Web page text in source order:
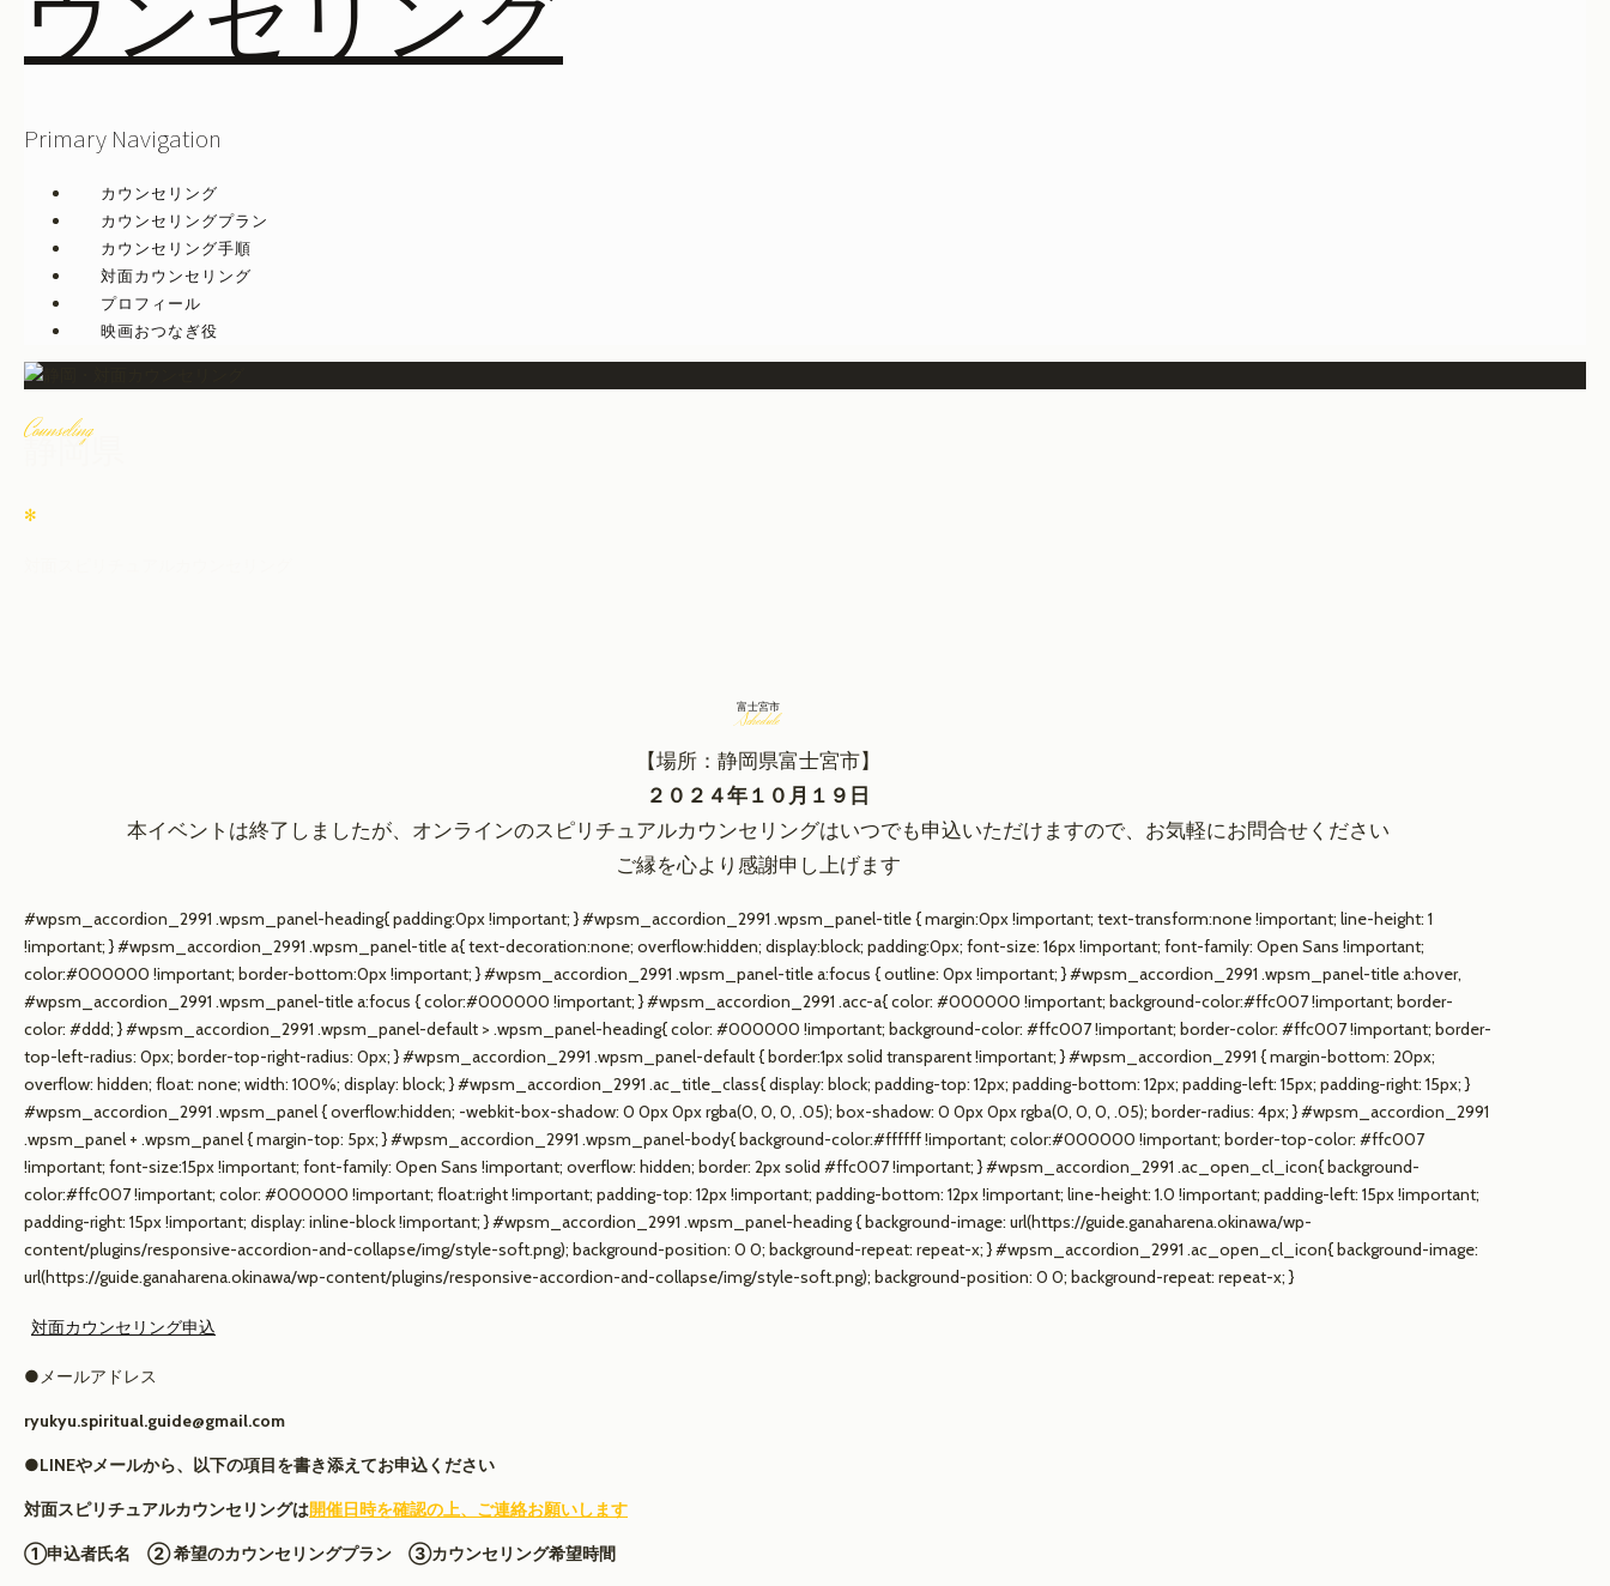
Primary Navigation
カウンセリング
カウンセリングプラン
カウンセリング手順
対面カウンセリング
プロフィール
映画おつなぎ役
Counseling
静岡県
✻
Schedule
富士宮市
【場所：静岡県富士宮市】
２０２４年１０月１９日
本イベントは終了しましたが、オンラインのスピリチュアルカウンセリングはいつでも申込いただけますので、お気軽にお問合せください
ご縁を心より感謝申し上げます
#wpsm_accordion_2991 .wpsm_panel-heading{ padding:0px !important; } #wpsm_accordion_2991 .wpsm_panel-title { margin:0px !important; text-transform:none !important; line-height: 1
!important; } #wpsm_accordion_2991 .wpsm_panel-title a{ text-decoration:none; overflow:hidden; display:block; padding:0px; font-size: 16px !important; font-family: Open Sans !important;
color:#000000 !important; border-bottom:0px !important; } #wpsm_accordion_2991 .wpsm_panel-title a:focus { outline: 0px !important; } #wpsm_accordion_2991 .wpsm_panel-title a:hover,
#wpsm_accordion_2991 .wpsm_panel-title a:focus { color:#000000 !important; } #wpsm_accordion_2991 .acc-a{ color: #000000 !important; background-color:#ffc007 !important; border-
color: #ddd; } #wpsm_accordion_2991 .wpsm_panel-default > .wpsm_panel-heading{ color: #000000 !important; background-color: #ffc007 !important; border-color: #ffc007 !important; border-
top-left-radius: 0px; border-top-right-radius: 0px; } #wpsm_accordion_2991 .wpsm_panel-default { border:1px solid transparent !important; } #wpsm_accordion_2991 { margin-bottom: 20px;
overflow: hidden; float: none; width: 100%; display: block; } #wpsm_accordion_2991 .ac_title_class{ display: block; padding-top: 12px; padding-bottom: 12px; padding-left: 15px; padding-right: 15px; }
#wpsm_accordion_2991 .wpsm_panel { overflow:hidden; -webkit-box-shadow: 0 0px 0px rgba(0, 0, 0, .05); box-shadow: 0 0px 0px rgba(0, 0, 0, .05); border-radius: 4px; } #wpsm_accordion_2991
.wpsm_panel + .wpsm_panel { margin-top: 5px; } #wpsm_accordion_2991 .wpsm_panel-body{ background-color:#ffffff !important; color:#000000 !important; border-top-color: #ffc007
!important; font-size:15px !important; font-family: Open Sans !important; overflow: hidden; border: 2px solid #ffc007 !important; } #wpsm_accordion_2991 .ac_open_cl_icon{ background-
color:#ffc007 !important; color: #000000 !important; float:right !important; padding-top: 12px !important; padding-bottom: 12px !important; line-height: 1.0 !important; padding-left: 15px !important;
padding-right: 15px !important; display: inline-block !important; } #wpsm_accordion_2991 .wpsm_panel-heading { background-image: url(https://guide.ganaharena.okinawa/wp-
content/plugins/responsive-accordion-and-collapse/img/style-soft.png); background-position: 0 0; background-repeat: repeat-x; } #wpsm_accordion_2991 .ac_open_cl_icon{ background-image:
url(https://guide.ganaharena.okinawa/wp-content/plugins/responsive-accordion-and-collapse/img/style-soft.png); background-position: 0 0; background-repeat: repeat-x; }
対面カウンセリング申込
●メールアドレス
ryukyu.spiritual.guide@gmail.com
●LINEやメールから、以下の項目を書き添えてお申込ください
対面スピリチュアルカウンセリングは開催日時を確認の上、ご連絡お願いします
①申込者氏名 ② 希望のカウンセリングプラン ③カウンセリング希望時間